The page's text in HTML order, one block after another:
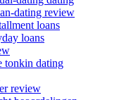
dating review
loans
loans
tonkin dating
review